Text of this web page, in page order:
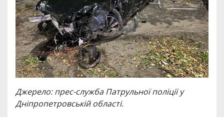
Джерело: прес-служба Патрульної поліції у
Дніпропетровській області.